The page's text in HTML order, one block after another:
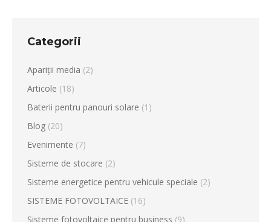
Categorii
Apariții media (2)
Articole (18)
Baterii pentru panouri solare (1)
Blog (20)
Evenimente (7)
Sisteme de stocare (2)
Sisteme energetice pentru vehicule speciale (2)
SISTEME FOTOVOLTAICE (16)
Sisteme fotovoltaice pentru business (9)